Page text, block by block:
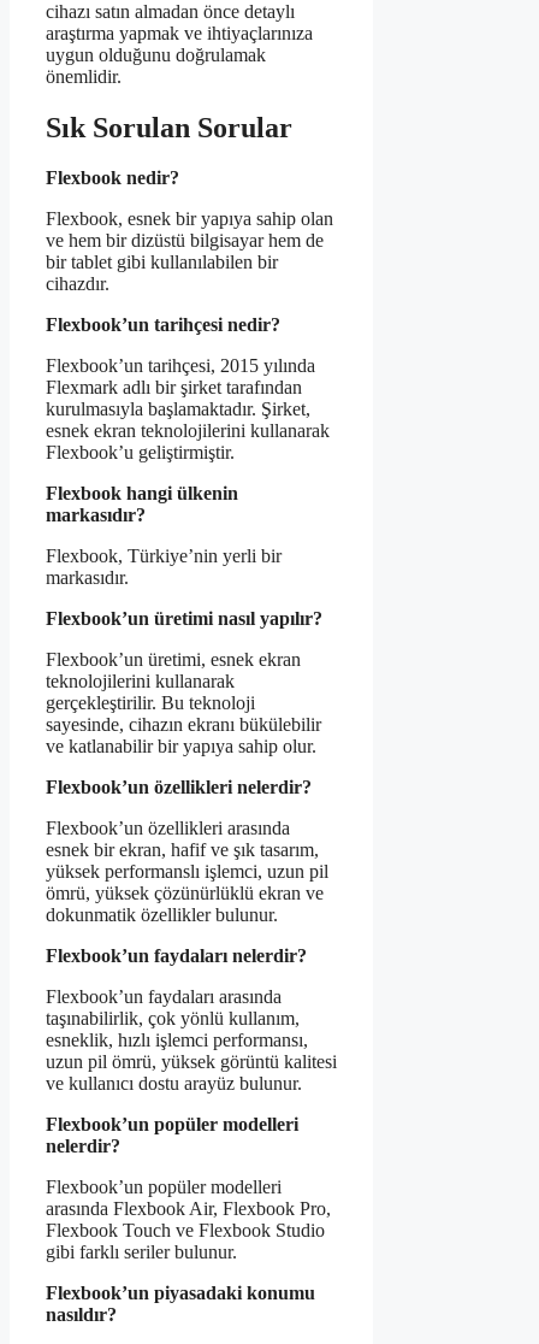
cihazı satın almadan önce detaylı
araştırma yapmak ve ihtiyaçlarınıza
uygun olduğunu doğrulamak
önemlidir.
Sık Sorulan Sorular
Flexbook nedir?
Flexbook, esnek bir yapıya sahip olan
ve hem bir dizüstü bilgisayar hem de
bir tablet gibi kullanılabilen bir
cihazdır.
Flexbook’un tarihçesi nedir?
Flexbook’un tarihçesi, 2015 yılında
Flexmark adlı bir şirket tarafından
kurulmasıyla başlamaktadır. Şirket,
esnek ekran teknolojilerini kullanarak
Flexbook’u geliştirmiştir.
Flexbook hangi ülkenin
markasıdır?
Flexbook, Türkiye’nin yerli bir
markasıdır.
Flexbook’un üretimi nasıl yapılır?
Flexbook’un üretimi, esnek ekran
teknolojilerini kullanarak
gerçekleştirilir. Bu teknoloji
sayesinde, cihazın ekranı bükülebilir
ve katlanabilir bir yapıya sahip olur.
Flexbook’un özellikleri nelerdir?
Flexbook’un özellikleri arasında
esnek bir ekran, hafif ve şık tasarım,
yüksek performanslı işlemci, uzun pil
ömrü, yüksek çözünürlüklü ekran ve
dokunmatik özellikler bulunur.
Flexbook’un faydaları nelerdir?
Flexbook’un faydaları arasında
taşınabilirlik, çok yönlü kullanım,
esneklik, hızlı işlemci performansı,
uzun pil ömrü, yüksek görüntü kalitesi
ve kullanıcı dostu arayüz bulunur.
Flexbook’un popüler modelleri
nelerdir?
Flexbook’un popüler modelleri
arasında Flexbook Air, Flexbook Pro,
Flexbook Touch ve Flexbook Studio
gibi farklı seriler bulunur.
Flexbook’un piyasadaki konumu
nasıldır?